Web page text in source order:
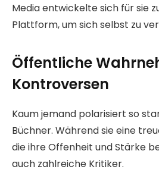
Media entwickelte sich für sie
Plattform, um sich selbst zu
Öffentliche
Kontroversen
Kaum jemand polarisiert so
Büchner. Während sie eine
die ihre Offenheit und Stärke
auch zahlreiche Kritiker.